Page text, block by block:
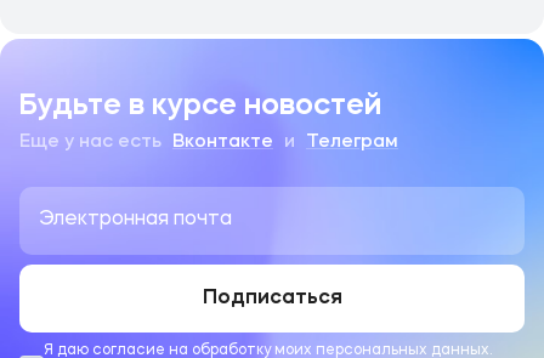
Будьте в курсе новостей
Еще у нас есть Вконтакте и Телеграм
Подписаться
Я даю согласие на обработку моих персональных данных.